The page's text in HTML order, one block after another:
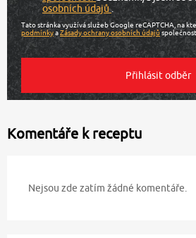
osobních údajů.
Tato stránka využívá služeb Google reCAPTCHA, na
podmínkyaZásady ochrany osobních údajů
Komentáře k receptu
Nejsou zde zatím žádné komentáře.